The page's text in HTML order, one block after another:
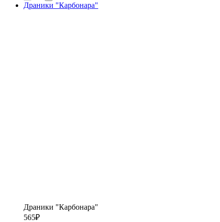
Драники "Карбонара"
Драники "Карбонара"
565₽